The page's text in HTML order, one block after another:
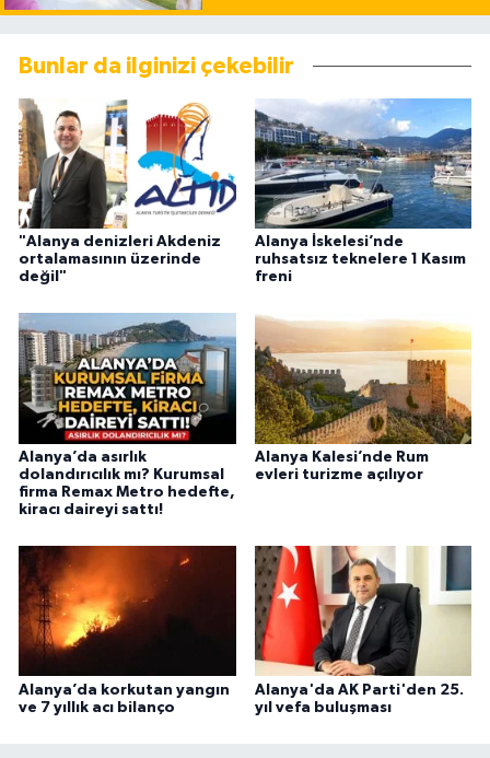
Bunlar da ilginizi çekebilir
"Alanya denizleri Akdeniz
ortalamasının üzerinde
değil"
Alanya İskelesi’nde
ruhsatsız teknelere 1 Kasım
freni
Alanya’da asırlık
dolandırıcılık mı? Kurumsal
firma Remax Metro hedefte,
kiracı daireyi sattı!
Alanya Kalesi’nde Rum
evleri turizme açılıyor
Alanya’da korkutan yangın
ve 7 yıllık acı bilanço
Alanya'da AK Parti'den 25.
yıl vefa buluşması